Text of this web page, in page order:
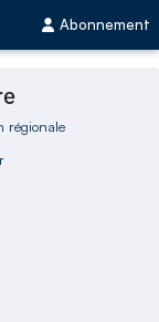
Abonnement
régionale